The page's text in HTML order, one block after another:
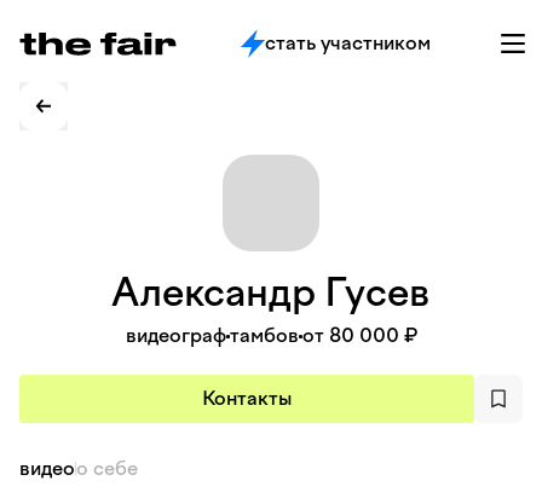
стать участником
Александр Гусев
видеографтамбовот 80 000 ₽
Контакты
видеоо себе